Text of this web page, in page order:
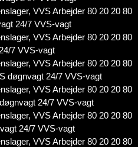
VVS Arbejder 80 20 20 80
24/7 VVS-vagt
VVS Arbejder 80 20 20 80
7 VVS-vagt
VVS Arbejder 80 20 20 80
døgnvagt 24/7 VVS-vagt
VVS Arbejder 80 20 20 80
24/7 VVS-vagt
VVS Arbejder 80 20 20 80
24/7 VVS-vagt
VVS Arbejder 80 20 20 80